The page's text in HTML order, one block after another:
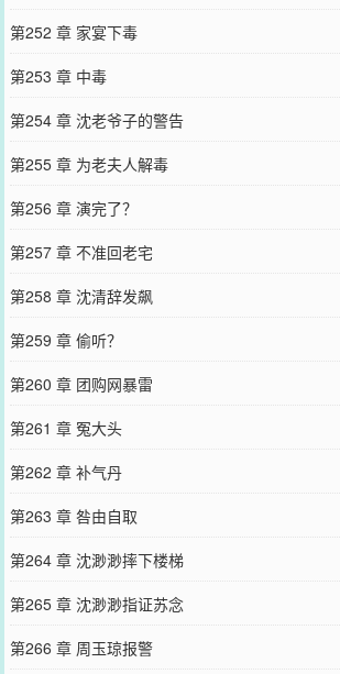
第252 章 家宴下毒
第253 章 中毒
第254 章 沈老爷子的警告
第255 章 为老夫人解毒
第256 章 演完了？
第257 章 不准回老宅
第258 章 沈清辞发飙
第259 章 偷听？
第260 章 团购网暴雷
第261 章 冤大头
第262 章 补气丹
第263 章 咎由自取
第264 章 沈渺渺摔下楼梯
第265 章 沈渺渺指证苏念
第266 章 周玉琼报警